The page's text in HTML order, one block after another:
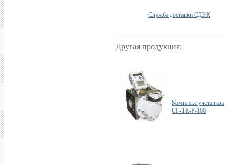
Служба доставки СДЭК
Другая продукция:
Комплекс учета газа
СГ-ТК-Р-100